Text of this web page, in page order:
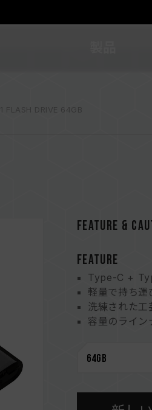
FLASH DRIVE 64GB
FEATURE &
FEATURE
Type-C +
軽量で持ち運
洗練された工
容量のライン